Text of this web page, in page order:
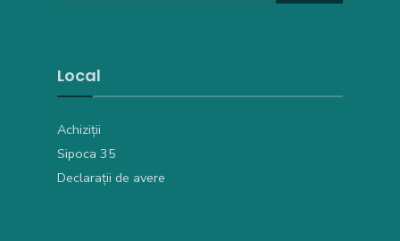
Local
Achiziții
Sipoca 35
Declarații de avere